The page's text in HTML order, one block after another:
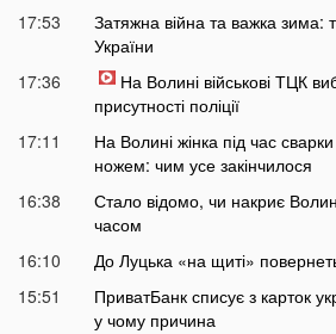
17:53
Затяжна війна та важка зима:
України
17:36
На Волині військові ТЦК
присутності поліції
17:11
На Волині жінка під час
ножем: чим усе закінчилося
16:38
Стало відомо, чи накриє
часом
16:10
До Луцька «на щиті»
15:51
ПриватБанк списує з карток
у чому причина